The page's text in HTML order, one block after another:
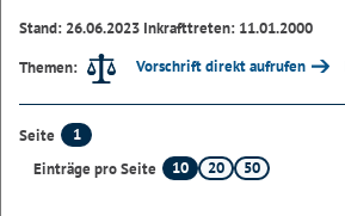
Stand: 26.06.2023 Inkrafttreten: 11.01.2000
Themen:
Vorschrift direkt aufrufen
Seite
1
Einträge pro Seite
10 20 50